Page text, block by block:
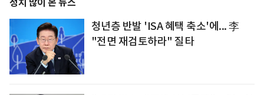
정치 많이 본 뉴스
청년층 반발 'ISA 혜택 축소'에... 李
"전면 재검토하라" 질타